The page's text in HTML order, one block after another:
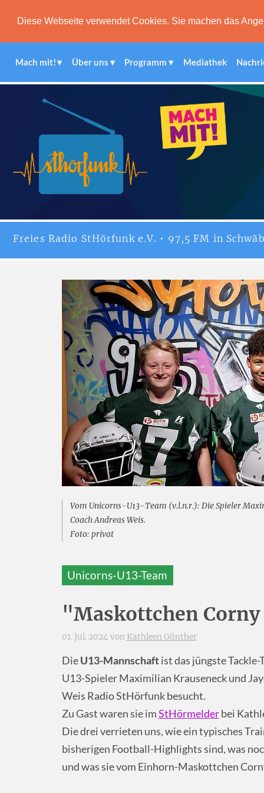
Diese Webseite verwendet Cookies. Sie machen das
Mach mit! Über uns Programm Mediathek
Freies Radio StHörfunke.V. • 97,5 FM in
Vom Unicorns-U13-Team (v.l.n.r.): Die Spieler
Coach Andreas Weis.
Foto: privat
Unicorns-U13-Team
"Maskottchen
01. Jul. 2024 von Kathleen Günther
DieU13-Mannschaftist das jüngste Tackle-
U13-Spieler Maximilian Krauseneck und
Weis Radio StHörfunk besucht.
Zu Gast waren sie imStHörmelderbei
Die drei verrieten uns, wie ein typisches
bisherigen Football-Highlights sind, was
und was sie vom Einhorn-Maskottchen